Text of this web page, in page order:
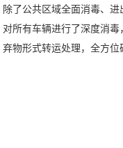
除了公共区域全面消毒、
对所有车辆进行了深度消
弃物形式转运处理，全方位